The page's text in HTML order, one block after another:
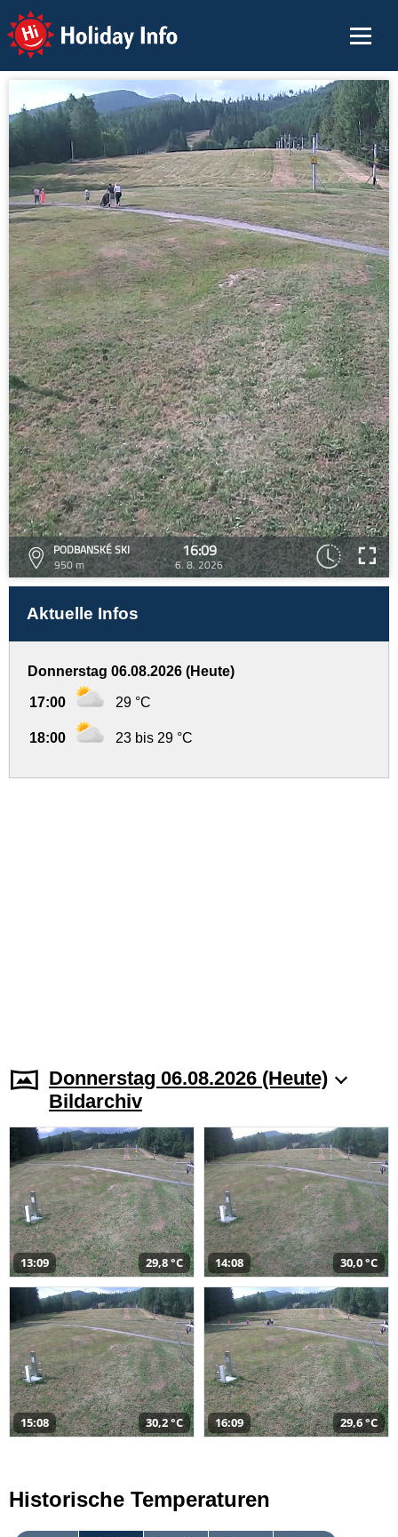
Holiday Info
PODBANSKÉ SKI
950 m
16:09
6. 8. 2026
Aktuelle Infos
Donnerstag 06.08.2026 (Heute)
17:00 29 °C
18:00 23 bis 29 °C
Donnerstag 06.08.2026 (Heute)
Bildarchiv
13:09 29,8 °C 14:08 30,0 °C
15:08 30,2 °C 16:09 29,6 °C
Historische Temperaturen